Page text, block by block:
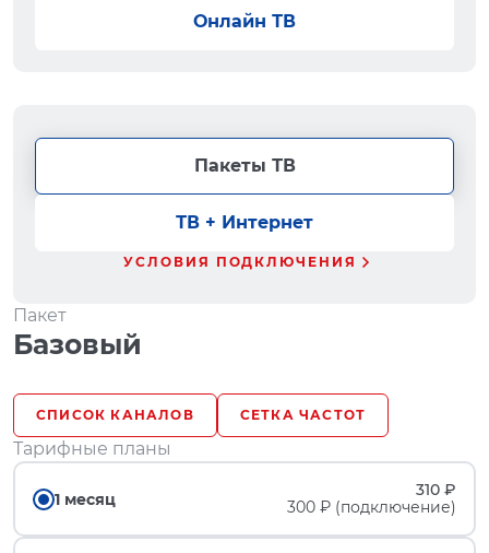
Онлайн ТВ
Пакеты ТВ
ТВ + Интернет
УСЛОВИЯ ПОДКЛЮЧЕНИЯ
Пакет
Базовый
СПИСОК КАНАЛОВ СЕТКА ЧАСТОТ
Тарифные планы
1 месяц
310 ₽
300 ₽ (подключение)